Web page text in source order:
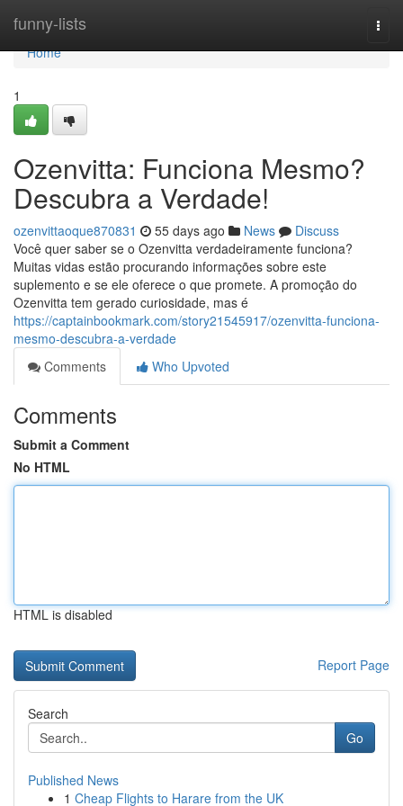
funny-lists
Home
Home
1
Ozenvitta: Funciona Mesmo?
Descubra a Verdade!
ozenvittaoque870831 55 days ago News
Discuss
Você quer saber se o Ozenvitta verdadeiramente funciona?
Muitas vidas estão procurando informações sobre este
suplemento e se ele oferece o que promete. A promoção do
Ozenvitta tem gerado curiosidade, mas é
https://captainbookmark.com/story21545917/ozenvitta-funciona-
mesmo-descubra-a-verdade
Comments
Who Upvoted
Comments
Submit a Comment
No HTML
HTML is disabled
Report Page
Search
Go
Published News
1 Cheap Flights to Harare from the UK